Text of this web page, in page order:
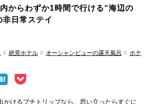
からわずか1時間で行ける“海辺の
日常ステイ
絶景ホテル オーシャンビューの露天風呂
ホテ
かけるプチトリップなら、思い立ったらすぐに